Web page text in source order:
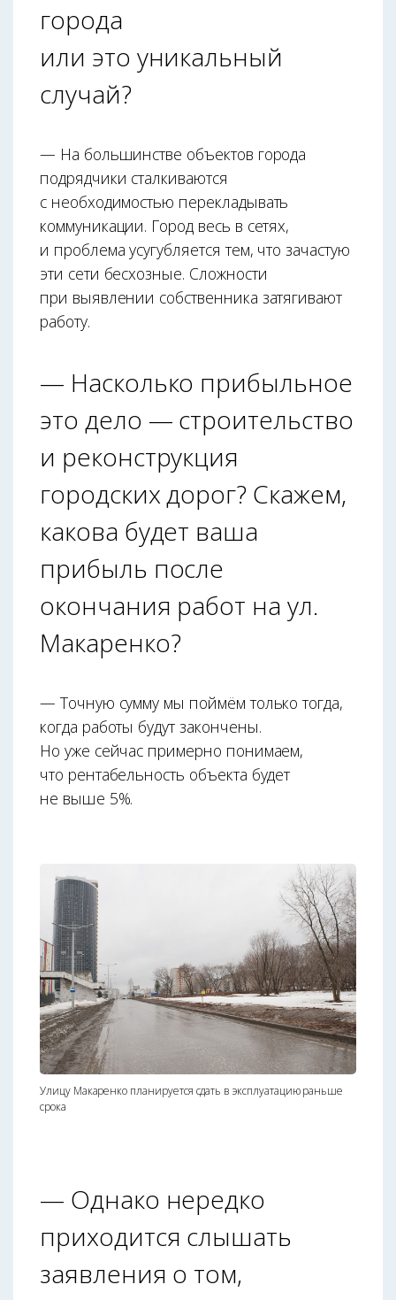
города
или это уникальный
случай?
— На большинстве объектов города
подрядчики сталкиваются
с необходимостью перекладывать
коммуникации. Город весь в сетях,
и проблема усугубляется тем, что зачастую
эти сети бесхозные. Сложности
при выявлении собственника затягивают
работу.
— Насколько прибыльное
это дело — строительство
и реконструкция
городских дорог? Скажем,
какова будет ваша
прибыль после
окончания работ на ул.
Макаренко?
— Точную сумму мы поймём только тогда,
когда работы будут закончены.
Но уже сейчас примерно понимаем,
что рентабельность объекта будет
не выше 5%.
Улицу Макаренко планируется сдать в эксплуатацию раньше
срока
— Однако нередко
приходится слышать
заявления о том,